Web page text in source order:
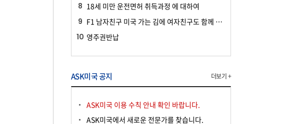
18세 미만 운전면허 취득과정 에 대하여
F1 남자친구 미국 가는 김에 여자친구도 함께 여행하러 가도 되나요?
영주권반납
ASK미국 공지 더보기 +
ASK미국 이용 수칙 안내 확인 바랍니다.
ASK미국에서 새로운 전문가를 찾습니다.